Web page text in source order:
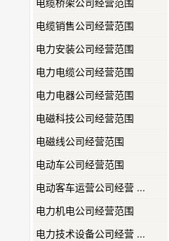
电缆销售公司经营范围
电力安装公司经营范围
电力电缆公司经营范围
电力电器公司经营范围
电磁科技公司经营范围
电磁线公司经营范围
电动车公司经营范围
电动客车运营公司经营 ...
电力机电公司经营范围
电力技术设备公司经营 ...